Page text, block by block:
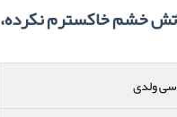
خشم خاکسترم نکرده،
ولدی